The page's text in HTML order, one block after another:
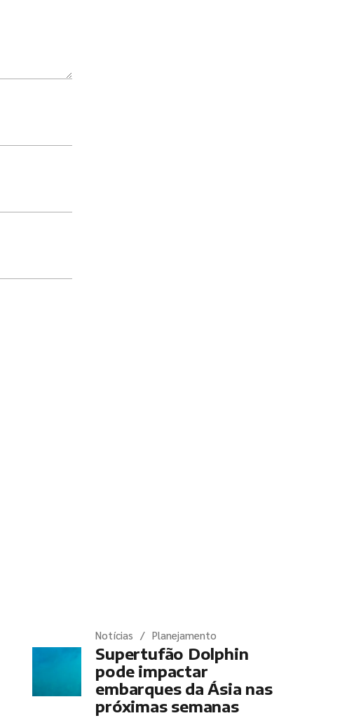
Notícias Planejamento
Supertufão Dolphin
pode impactar
embarques da Ásia nas
próximas semanas